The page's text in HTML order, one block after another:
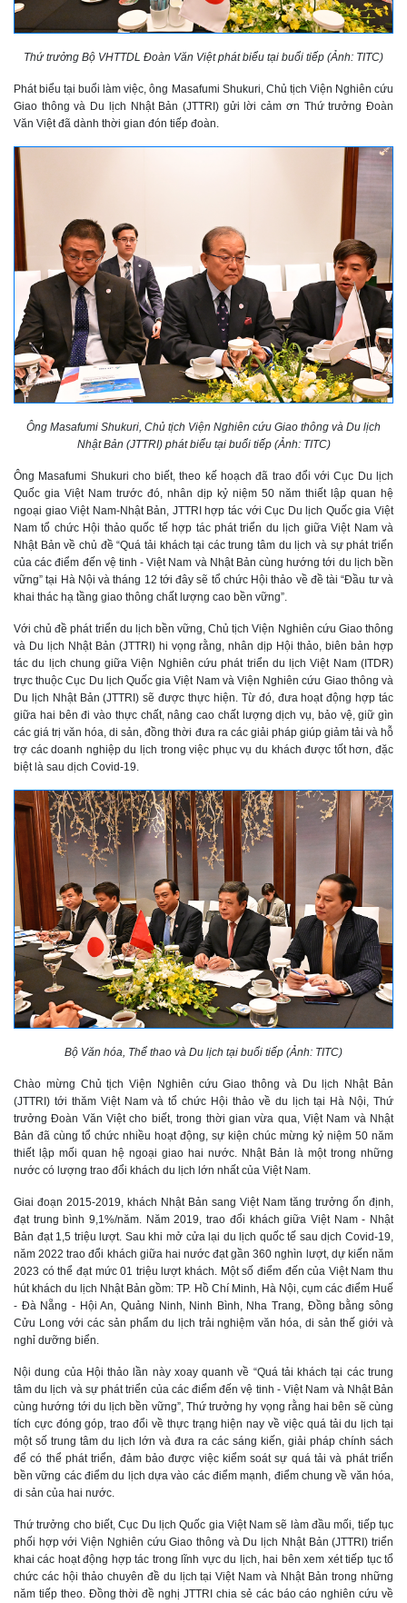
Thứ trưởng Bộ VHTTDL Đoàn Văn Việt phát biểu tại buổi tiếp (Ảnh: TITC)
Phát biểu tại buổi làm việc, ông Masafumi Shukuri, Chủ tịch Viện Nghiên cứu
Giao thông và Du lịch Nhật Bản (JTTRI) gửi lời cảm ơn Thứ trưởng Đoàn
Văn Việt đã dành thời gian đón tiếp đoàn.
Ông Masafumi Shukuri, Chủ tịch Viện Nghiên cứu Giao thông và Du lịch
Nhật Bản (JTTRI) phát biểu tại buổi tiếp (Ảnh: TITC)
Ông Masafumi Shukuri cho biết, theo kế hoạch đã trao đổi với Cục Du lịch
Quốc gia Việt Nam trước đó, nhân dịp kỷ niệm 50 năm thiết lập quan hệ
ngoại giao Việt Nam-Nhật Bản, JTTRI hợp tác với Cục Du lịch Quốc gia Việt
Nam tổ chức Hội thảo quốc tế hợp tác phát triển du lịch giữa Việt Nam và
Nhật Bản về chủ đề “Quá tải khách tại các trung tâm du lịch và sự phát triển
của các điểm đến vệ tinh - Việt Nam và Nhật Bản cùng hướng tới du lịch bền
vững” tại Hà Nội và tháng 12 tới đây sẽ tổ chức Hội thảo về đề tài “Đầu tư và
khai thác hạ tầng giao thông chất lượng cao bền vững”.
Với chủ đề phát triển du lịch bền vững, Chủ tịch Viện Nghiên cứu Giao thông
và Du lịch Nhật Bản (JTTRI) hi vọng rằng, nhân dịp Hội thảo, biên bản hợp
tác du lịch chung giữa Viện Nghiên cứu phát triển du lịch Việt Nam (ITDR)
trực thuộc Cục Du lịch Quốc gia Việt Nam và Viện Nghiên cứu Giao thông và
Du lịch Nhật Bản (JTTRI) sẽ được thực hiện. Từ đó, đưa hoạt động hợp tác
giữa hai bên đi vào thực chất, nâng cao chất lượng dịch vụ, bảo vệ, giữ gìn
các giá trị văn hóa, di sản, đồng thời đưa ra các giải pháp giúp giảm tải và hỗ
trợ các doanh nghiệp du lịch trong việc phục vụ du khách được tốt hơn, đặc
biệt là sau dịch Covid-19.
Bộ Văn hóa, Thể thao và Du lịch tại buổi tiếp (Ảnh: TITC)
Chào mừng Chủ tịch Viện Nghiên cứu Giao thông và Du lịch Nhật Bản
(JTTRI) tới thăm Việt Nam và tổ chức Hội thảo về du lịch tại Hà Nội, Thứ
trưởng Đoàn Văn Việt cho biết, trong thời gian vừa qua, Việt Nam và Nhật
Bản đã cùng tổ chức nhiều hoạt động, sự kiện chúc mừng kỷ niệm 50 năm
thiết lập mối quan hệ ngoại giao hai nước. Nhật Bản là một trong những
nước có lượng trao đổi khách du lịch lớn nhất của Việt Nam.
Giai đoạn 2015-2019, khách Nhật Bản sang Việt Nam tăng trưởng ổn định,
đạt trung bình 9,1%/năm. Năm 2019, trao đổi khách giữa Việt Nam - Nhật
Bản đạt 1,5 triệu lượt. Sau khi mở cửa lại du lịch quốc tế sau dịch Covid-19,
năm 2022 trao đổi khách giữa hai nước đạt gần 360 nghìn lượt, dự kiến năm
2023 có thể đạt mức 01 triệu lượt khách. Một số điểm đến của Việt Nam thu
hút khách du lịch Nhật Bản gồm: TP. Hồ Chí Minh, Hà Nội, cụm các điểm Huế
- Đà Nẵng - Hội An, Quảng Ninh, Ninh Bình, Nha Trang, Đồng bằng sông
Cửu Long với các sản phẩm du lịch trải nghiệm văn hóa, di sản thế giới và
nghỉ dưỡng biển.
Nội dung của Hội thảo lần này xoay quanh về “Quá tải khách tại các trung
tâm du lịch và sự phát triển của các điểm đến vệ tinh - Việt Nam và Nhật Bản
cùng hướng tới du lịch bền vững”, Thứ trưởng hy vọng rằng hai bên sẽ cùng
tích cực đóng góp, trao đổi về thực trạng hiện nay về việc quá tải du lịch tại
một số trung tâm du lịch lớn và đưa ra các sáng kiến, giải pháp chính sách
để có thể phát triển, đảm bảo được việc kiểm soát sự quá tải và phát triển
bền vững các điểm du lịch dựa vào các điểm mạnh, điểm chung về văn hóa,
di sản của hai nước.
Thứ trưởng cho biết, Cục Du lịch Quốc gia Việt Nam sẽ làm đầu mối, tiếp tục
phối hợp với Viện Nghiên cứu Giao thông và Du lịch Nhật Bản (JTTRI) triển
khai các hoạt động hợp tác trong lĩnh vực du lịch, hai bên xem xét tiếp tục tổ
chức các hội thảo chuyên đề du lịch tại Việt Nam và Nhật Bản trong những
năm tiếp theo. Đồng thời đề nghị JTTRI chia sẻ các báo cáo nghiên cứu về